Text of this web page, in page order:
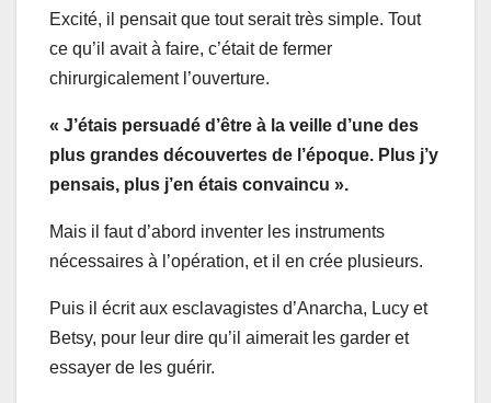
Excité, il pensait que tout serait très simple. Tout
ce qu’il avait à faire, c’était de fermer
chirurgicalement l’ouverture.
« J’étais persuadé d’être à la veille d’une des
plus grandes découvertes de l’époque. Plus j’y
pensais, plus j’en étais convaincu ».
Mais il faut d’abord inventer les instruments
nécessaires à l’opération, et il en crée plusieurs.
Puis il écrit aux esclavagistes d’Anarcha, Lucy et
Betsy, pour leur dire qu’il aimerait les garder et
essayer de les guérir.